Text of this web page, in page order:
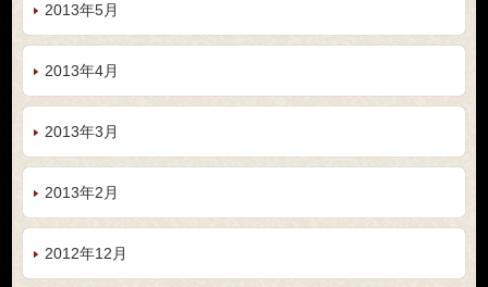
2013年5月
2013年4月
2013年3月
2013年2月
2012年12月